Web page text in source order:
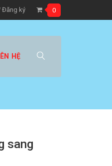
Đăng ký 0
HỆ
sang